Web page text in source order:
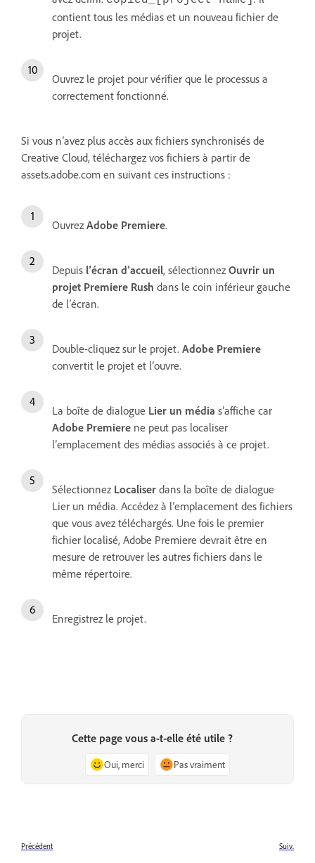
contient tous les médias et un nouveau fichier de
projet.
Ouvrez le projet pour vérifier que le processus a
correctement fonctionné.
Si vous n’avez plus accès aux fichiers synchronisés de
Creative Cloud, téléchargez vos fichiers à partir de
assets.adobe.com en suivant ces instructions :
Ouvrez Adobe Premiere.
Depuis l’écran d’accueil, sélectionnez Ouvrir un
projet Premiere Rush dans le coin inférieur gauche
de l’écran.
Double-cliquez sur le projet. Adobe Premiere
convertit le projet et l’ouvre.
La boîte de dialogue Lier un média s’affiche car
Adobe Premiere ne peut pas localiser
l’emplacement des médias associés à ce projet.
Sélectionnez Localiser dans la boîte de dialogue
Lier un média. Accédez à l’emplacement des fichiers
que vous avez téléchargés. Une fois le premier
fichier localisé, Adobe Premiere devrait être en
mesure de retrouver les autres fichiers dans le
même répertoire.
Enregistrez le projet.
Cette page vous a-t-elle été utile ?
Oui, merci Pas vraiment
Précédent Suiv.